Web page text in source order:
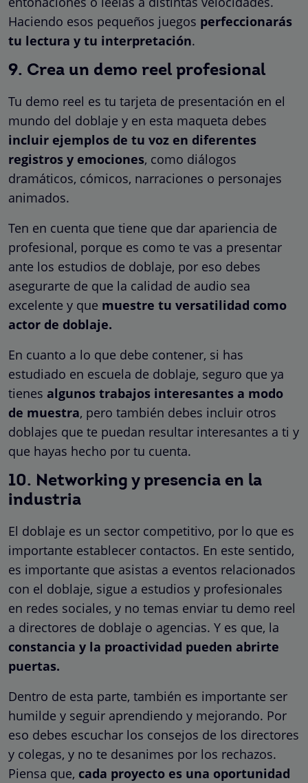
Haciendo esos pequeños juegos perfeccionarás
tu lectura y tu interpretación.
9. Crea un demo reel profesional
Tu demo reel es tu tarjeta de presentación en el
mundo del doblaje y en esta maqueta debes
incluir ejemplos de tu voz en diferentes
registros y emociones, como diálogos
dramáticos, cómicos, narraciones o personajes
animados.
Ten en cuenta que tiene que dar apariencia de
profesional, porque es como te vas a presentar
ante los estudios de doblaje, por eso debes
asegurarte de que la calidad de audio sea
excelente y que muestre tu versatilidad como
actor de doblaje.
En cuanto a lo que debe contener, si has
estudiado en escuela de doblaje, seguro que ya
tienes algunos trabajos interesantes a modo
de muestra, pero también debes incluir otros
doblajes que te puedan resultar interesantes a ti y
que hayas hecho por tu cuenta.
10. Networking y presencia en la
industria
El doblaje es un sector competitivo, por lo que es
importante establecer contactos. En este sentido,
es importante que asistas a eventos relacionados
con el doblaje, sigue a estudios y profesionales
en redes sociales, y no temas enviar tu demo reel
a directores de doblaje o agencias. Y es que, la
constancia y la proactividad pueden abrirte
puertas.
Dentro de esta parte, también es importante ser
humilde y seguir aprendiendo y mejorando. Por
eso debes escuchar los consejos de los directores
y colegas, y no te desanimes por los rechazos.
Piensa que, cada proyecto es una oportunidad